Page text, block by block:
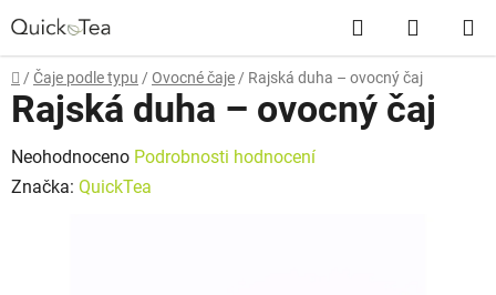
na
obsah
Hledat
KOŠÍK
Domů
/ Čaje podle typu / Ovocné čaje / Rajská duha – ovocný čaj
Rajská duha – ovocný čaj
Průměrné
hodnocení
Neohodnoceno Podrobnosti hodnocení
Značka: QuickTea